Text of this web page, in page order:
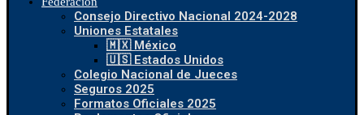
Consejo Directivo Nacional 2024-2028
Uniones Estatales
🇲🇽 México
🇺🇸 Estados Unidos
Colegio Nacional de Jueces
Seguros 2025
Formatos Oficiales 2025